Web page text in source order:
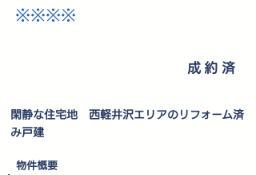
※※※※
成約済
閑静な住宅地 西軽井沢エリアのリフォーム済
み戸建
​物件概要